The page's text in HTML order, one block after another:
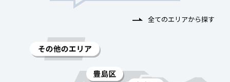
全てのエリアから探す